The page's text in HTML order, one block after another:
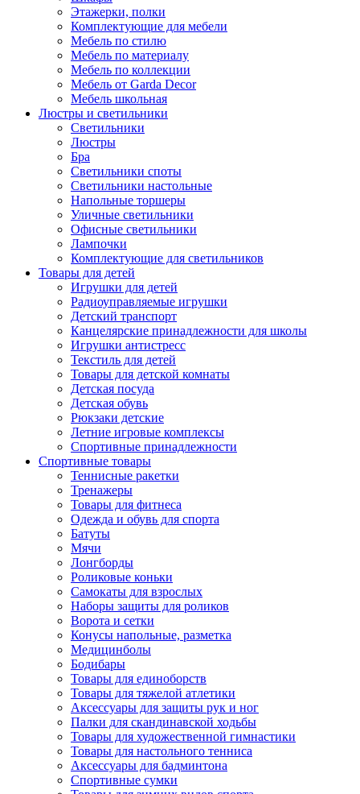
Этажерки, полки
Комплектующие для мебели
Мебель по стилю
Мебель по материалу
Мебель по коллекции
Мебель от Garda Decor
Мебель школьная
Люстры и светильники
Светильники
Люстры
Бра
Светильники споты
Светильники настольные
Напольные торшеры
Уличные светильники
Офисные светильники
Лампочки
Комплектующие для светильников
Товары для детей
Игрушки для детей
Радиоуправляемые игрушки
Детский транспорт
Канцелярские принадлежности для школы
Игрушки антистресс
Текстиль для детей
Товары для детской комнаты
Детская посуда
Детская обувь
Рюкзаки детские
Летние игровые комплексы
Спортивные принадлежности
Спортивные товары
Теннисные ракетки
Тренажеры
Товары для фитнеса
Одежда и обувь для спорта
Батуты
Мячи
Лонгборды
Роликовые коньки
Самокаты для взрослых
Наборы защиты для роликов
Ворота и сетки
Конусы напольные, разметка
Медицинболы
Бодибары
Товары для единоборств
Товары для тяжелой атлетики
Аксессуары для защиты рук и ног
Палки для скандинавской ходьбы
Товары для художественной гимнастики
Товары для настольного тенниса
Аксессуары для бадминтона
Спортивные сумки